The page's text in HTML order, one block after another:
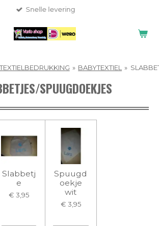
Snelle levering
TEXTIELBEDRUKKING » BABYTEXTIEL »
SPUUGDOEKJES
Slabbetj
e
€ 3,95
Spuugd
oekje
wit
€ 3,95